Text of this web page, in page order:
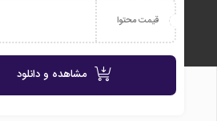
قیمت محتوا
مشاهده و دانلود